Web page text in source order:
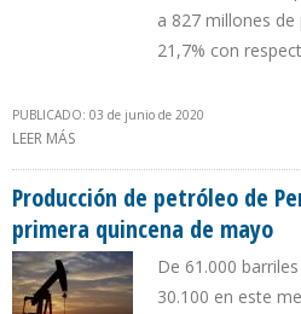
a 827 millones
21,7% con
PUBLICADO: 03 de junio de 2020
LEER MÁS
Producción de petróleo de
primera quincena de mayo
De 61.000
30.100 en este